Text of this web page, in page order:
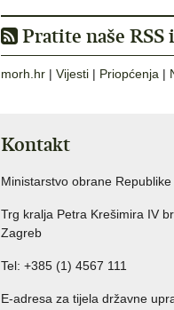
Pratite naše RSS
morh.hr | Vijesti | Priopćenja |
Kontakt
Ministarstvo obrane
Trg kralja Petra Krešimira IV
Zagreb
Tel: +385 (1) 4567 111
E-adresa za tijela državne